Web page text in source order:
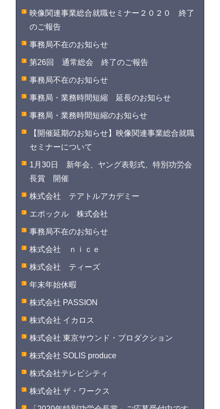
映像関連事業総合就職セミナー２０２０ 終了
のご報告
事務局不在のお知らせ
第26回 通常総会 終了のご報告
事務局不在のお知らせ
事務局・業務時間短縮 延長のお知らせ
事務局・業務時間短縮のお知らせ
【開催延期のお知らせ】映像関連事業総合就職
セミナーについて
1月30日 新年会、ヤング表彰式、特別功労会
長賞 開催
株式会社 テアトルアカデミー
エポックル 株式会社
事務局不在のお知らせ
株式会社 ｎｉｃｅ
株式会社 ティーズ
年末年始休暇
株式会社 PASSION
株式会社 イカロス
株式会社 東京サウンド・プロダクション
株式会社 SOLIS produce
株式会社テレビシティ
株式会社 ザ・ワークス